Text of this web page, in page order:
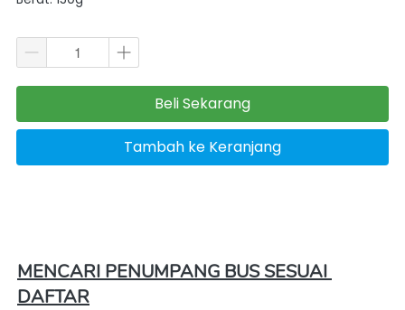
`Beli Sekarang
`Tambah ke Keranjang
MENCARI PENUMPANG BUS SESUAI
DAFTAR